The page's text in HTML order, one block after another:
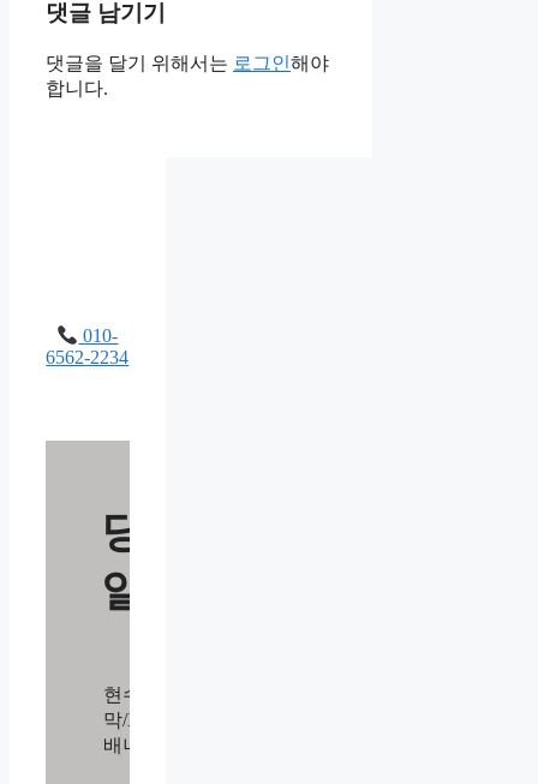
댓글 남기기
댓글을 달기 위해서는 로그인해야
합니다.
010-
6562-2234
당
일
현수
막/X
배너